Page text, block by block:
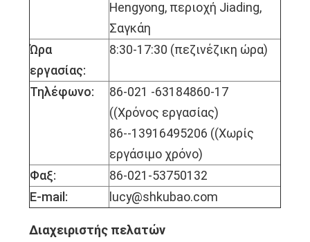
Hengyong, περιοχή Jiading,
Σαγκάη
Ώρα
εργασίας:
8:30-17:30 (πεζινέζικη ώρα)
Τηλέφωνο:
86-021 -63184860-17
((Χρόνος εργασίας)
86--13916495206 ((Χωρίς
εργάσιμο χρόνο)
Φαξ:
86-021-53750132
E-mail:
lucy@shkubao.com
Διαχειριστής πελατών